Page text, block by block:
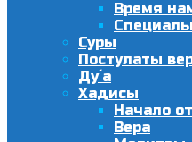
Время
Суры
Постулаты
Ду´а
Хадисы
Начало
Вера